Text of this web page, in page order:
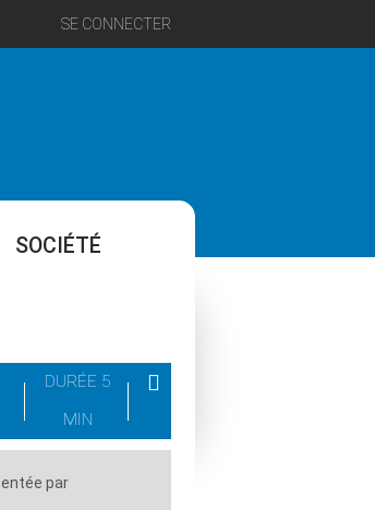
SE CONNECTER
SOCIÉTÉ
DURÉE 5
MIN
par